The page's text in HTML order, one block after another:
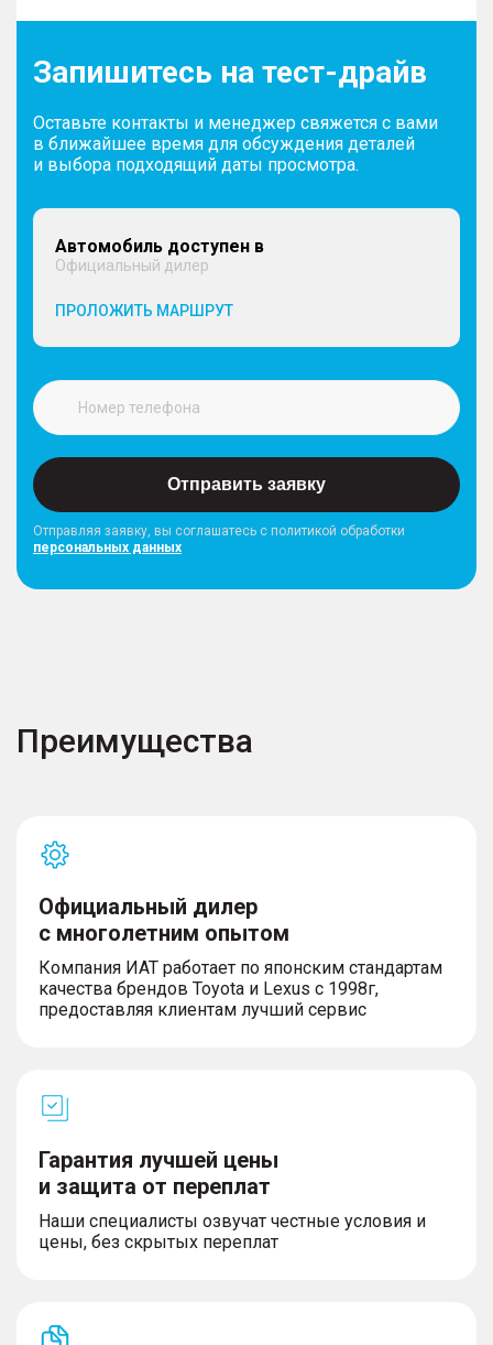
Запишитесь на тест-драйв
Оставьте контакты и менеджер свяжется с вами
в ближайшее время для обсуждения деталей
и выбора подходящий даты просмотра.
Автомобиль доступен в
Официальный дилер
ПРОЛОЖИТЬ МАРШРУТ
Отправить заявку
Отправляя заявку, вы соглашатесь с политикой обработки
персональных данных
Преимущества
Официальный дилер
с многолетним опытом
Компания ИАТ работает по японским стандартам
качества брендов Toyota и Lexus с 1998г,
предоставляя клиентам лучший сервис
Гарантия лучшей цены
и защита от переплат
Наши специалисты озвучат честные условия и
цены, без скрытых переплат